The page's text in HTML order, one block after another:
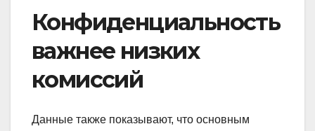
Конфиденциальность
важнее низких
комиссий
Данные также показывают, что основным